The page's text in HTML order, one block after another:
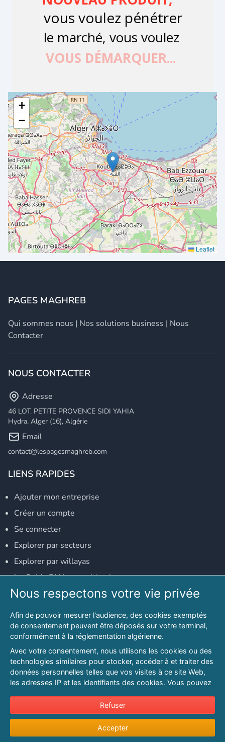
+
−
Leaflet
PAGES MAGHREB
Qui sommes nous | Nos solutions business | Nous
Contacter
NOUS CONTACTER
Adresse
46 LOT. PETITE PROVENCE SIDI YAHIA
Hydra, Alger (16), Algérie
Email
contact@lespagesmaghreb.com
LIENS RAPIDES
Ajouter mon entreprise
Créer un compte
Se connecter
Explorer par secteurs
Explorer par willayas
Le Guide D'Alger, guide-alger.com
NOS RÉSEAUX SOCIAUX
Notre page Facebook
Notre page LinkedIn
Notre page Instagram
Notre page Twitter
© 2026 PAGESMAGHREB.COM. ALL RIGHTS RESERVED
Conditions générales d'utilisation
confidentialité|Protection de la vie privée|Politique de cookie
Nous respectons votre vie privée
Afin de pouvoir mesurer l'audience, des cookies exemptés
de consentement peuvent être déposés sur votre terminal,
conformément à la réglementation algérienne.
Avec votre consentement, nous utilisons les cookies ou des
technologies similaires pour stocker, accéder à et traiter des
données personnelles telles que vos visites à ce site Web,
les adresses IP et les identifiants des cookies. Vous pouvez
sur l'intérêt légitime à tout moment en cliquant sur « Refuser
».
Pour en savoir plus sur notre politique en matière de cookies
et pour ajuster vos préférences, veuillez consulter notre
Refuser
Accepter